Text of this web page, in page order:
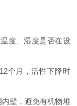
度、湿度是否在设
个月，活性下降时
壁，避免有机物堆